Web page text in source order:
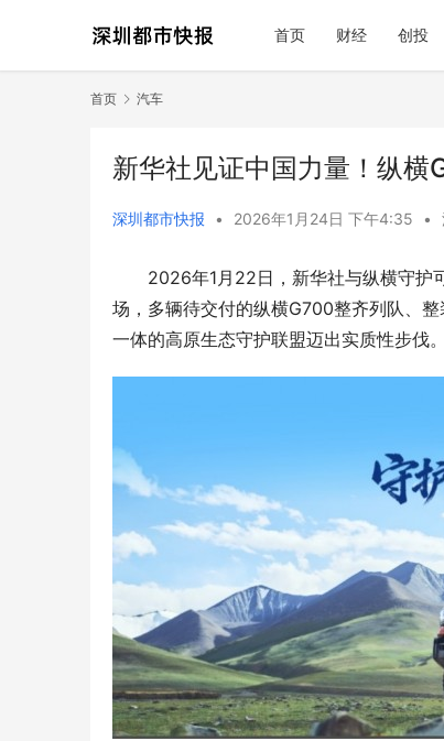
首页 财经 创投
首页 汽车
新华社见证中国力量！纵
深圳都市快报 • 2026年1月24日 下午4:35 •
2026年1月22日，新华社与纵横守护
场，多辆待交付的纵横G700整齐列队、
一体的高原生态守护联盟迈出实质性步伐。
他
厦